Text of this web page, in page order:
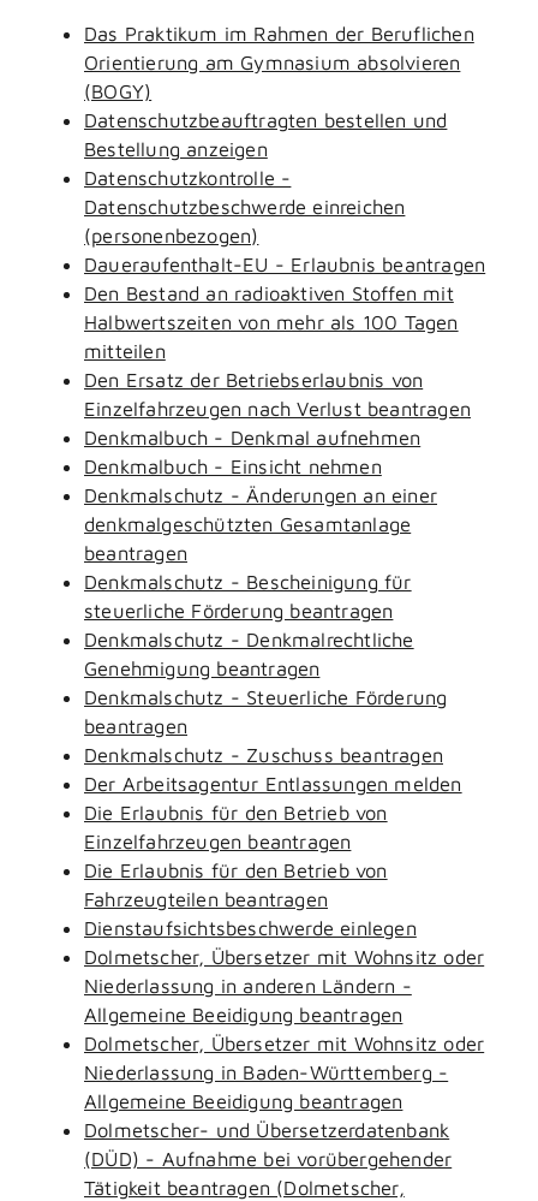
Das Praktikum im Rahmen der Beruflichen
Orientierung am Gymnasium absolvieren
(BOGY)
Datenschutzbeauftragten bestellen und
Bestellung anzeigen
Datenschutzkontrolle -
Datenschutzbeschwerde einreichen
(personenbezogen)
Daueraufenthalt-EU - Erlaubnis beantragen
Den Bestand an radioaktiven Stoffen mit
Halbwertszeiten von mehr als 100 Tagen
mitteilen
Den Ersatz der Betriebserlaubnis von
Einzelfahrzeugen nach Verlust beantragen
Denkmalbuch - Denkmal aufnehmen
Denkmalbuch - Einsicht nehmen
Denkmalschutz - Änderungen an einer
denkmalgeschützten Gesamtanlage
beantragen
Denkmalschutz - Bescheinigung für
steuerliche Förderung beantragen
Denkmalschutz - Denkmalrechtliche
Genehmigung beantragen
Denkmalschutz - Steuerliche Förderung
beantragen
Denkmalschutz - Zuschuss beantragen
Der Arbeitsagentur Entlassungen melden
Die Erlaubnis für den Betrieb von
Einzelfahrzeugen beantragen
Die Erlaubnis für den Betrieb von
Fahrzeugteilen beantragen
Dienstaufsichtsbeschwerde einlegen
Dolmetscher, Übersetzer mit Wohnsitz oder
Niederlassung in anderen Ländern -
Allgemeine Beeidigung beantragen
Dolmetscher, Übersetzer mit Wohnsitz oder
Niederlassung in Baden-Württemberg -
Allgemeine Beeidigung beantragen
Dolmetscher- und Übersetzerdatenbank
(DÜD) - Aufnahme bei vorübergehender
Tätigkeit beantragen (Dolmetscher,